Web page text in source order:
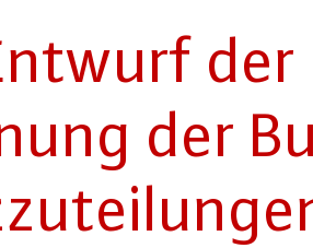
der
der